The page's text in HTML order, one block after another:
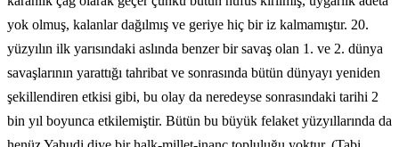
yok olmuş, kalanlar dağılmış ve geriye hiç bir iz kalmamıştır. 20.
yüzyılın ilk yarısındaki aslında benzer bir savaş olan 1. ve 2. dünya
savaşlarının yarattığı tahribat ve sonrasında bütün dünyayı yeniden
şekillendiren etkisi gibi, bu olay da neredeyse sonrasındaki tarihi 2
bin yıl boyunca etkilemiştir. Bütün bu büyük felaket yüzyıllarında da